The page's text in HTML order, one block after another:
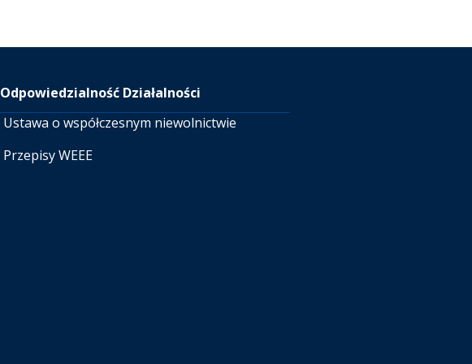
Odpowiedzialność Działalności
Ustawa o współczesnym niewolnictwie
Przepisy WEEE